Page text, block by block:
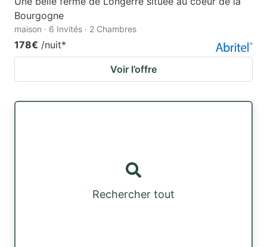
Bourgogne
maison · 6 Invités · 2 Chambres
178€ /nuit*
Voir l’offre
Rechercher tout